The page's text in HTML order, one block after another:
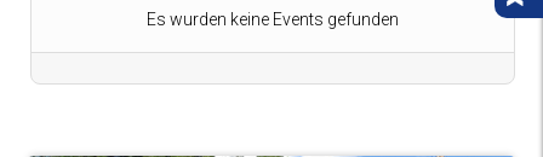
Es wurden keine Events gefunden